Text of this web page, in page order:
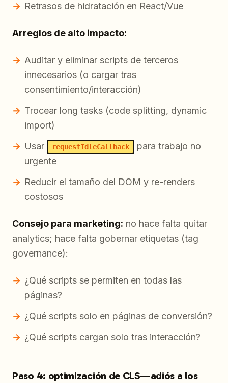
Retrasos de hidratación en React/Vue
Arreglos de alto impacto:
Auditar y eliminar scripts de terceros
innecesarios (o cargar tras
consentimiento/interacción)
Trocear long tasks (code splitting, dynamic
import)
Usar
requestIdleCallback
para trabajo no
urgente
Reducir el tamaño del DOM y re-renders
costosos
Consejo para marketing: no hace falta quitar
analytics; hace falta gobernar etiquetas (tag
governance):
¿Qué scripts se permiten en todas las
páginas?
¿Qué scripts solo en páginas de conversión?
¿Qué scripts cargan solo tras interacción?
Paso 4: optimización de CLS—adiós a los